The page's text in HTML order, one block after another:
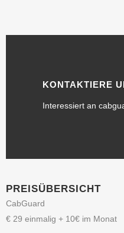
KONTAKTIERE
Interessiert an
PREISÜBERSICHT
CabGuard
€ 29 einmalig + 10€ im Monat